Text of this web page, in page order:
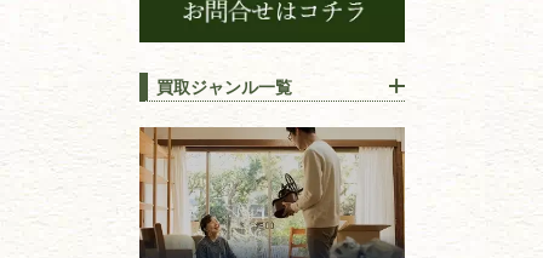
買取ジャンル一覧
江戸時代の書物
唐本・漢籍・
中国書物・朝鮮本
錦絵・浮世絵・版画・刷り物